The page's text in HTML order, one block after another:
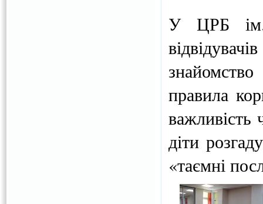
У ЦРБ ім.
правила
діти
«таємні